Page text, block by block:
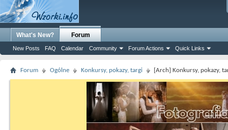
What's New? Forum
New Posts FAQ Calendar Community Forum Actions Quick Links
Forum Ogólne Konkursy, pokazy, targi [Arch] Konkursy, pokazy,